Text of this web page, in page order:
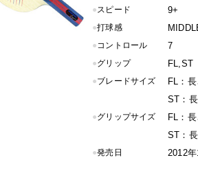
●スピード 9+
●打球感
●コントロール 7
●グリップ FL,ST
●ブレードサイズ
FL：
ST：
●グリップサイズ
FL：
ST：
●発売日 2012